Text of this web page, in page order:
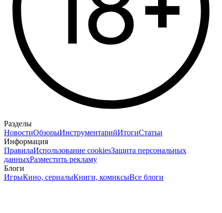
Разделы
НовостиОбзорыИнструментарийИтогиСтатьи
Информация
ПравилаИспользование cookiesЗащита персональных
данныхРазместить рекламу
Блоги
ИгрыКино, сериалыКниги, комиксыВсе блоги